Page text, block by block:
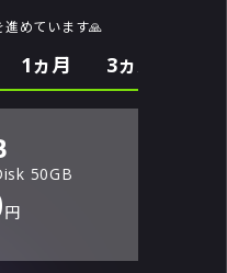
めています🙏
1ヵ月 3ヵ月
50GB
円